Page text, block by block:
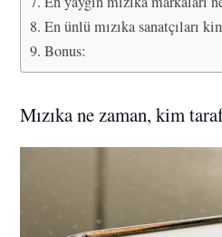
En ünlü mızıka sanatçıları
Bonus:
Mızıka ne zaman, kim